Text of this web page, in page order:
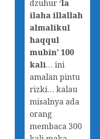
dzuhur ‘la
ilaha illallah
almalikul
haqqul
mubin’ 100
kali… ini
amalan pintu
rizki… kalau
misalnya ada
orang
membaca 300